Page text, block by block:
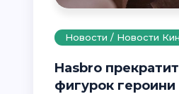
Новости / Новости
Hasbro прекратит выпуск
фигурок